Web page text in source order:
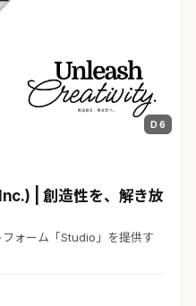
D 6
| 創造性を、解き放
ォーム「Studio」を提供す